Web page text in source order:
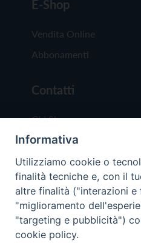
E-Shop
Vendita Online
Abbonamenti
Contatti
Chi Siamo
Redazione
Scrivici
Copyright © 2019 -
Informativa
Utilizziamo cookie o
finalità tecniche e, con il
altre finalità ("interazioni e
"miglioramento
"targeting e pubblicità")
cookie policy.